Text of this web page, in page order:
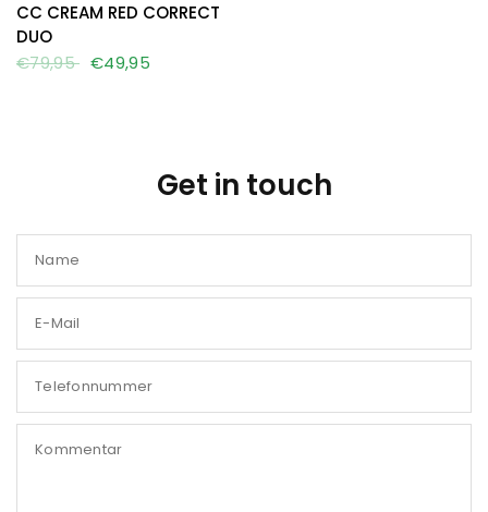
CC CREAM RED CORRECT
DUO
€79,95 €49,95
Get in touch
Name
E-Mail
Telefonnummer
Kommentar